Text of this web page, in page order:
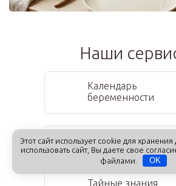
Наши
Календарь
беременности
Расчет даты родов
Тайные знания
Этот сайт использует cookie для
использовать сайт, Вы даете свое
файлами.
OK